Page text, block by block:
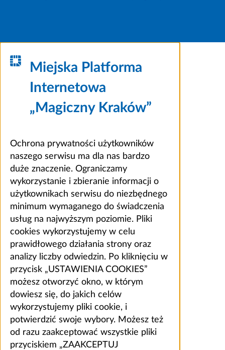
Miejska Platforma
Internetowa
„Magiczny Kraków”
Ochrona prywatności użytkowników
naszego serwisu ma dla nas bardzo
duże znaczenie. Ograniczamy
wykorzystanie i zbieranie informacji o
użytkownikach serwisu do niezbędnego
minimum wymaganego do świadczenia
usług na najwyższym poziomie. Pliki
cookies wykorzystujemy w celu
prawidłowego działania strony oraz
analizy liczby odwiedzin. Po kliknięciu w
przycisk „USTAWIENIA COOKIES”
możesz otworzyć okno, w którym
dowiesz się, do jakich celów
wykorzystujemy pliki cookie, i
potwierdzić swoje wybory. Możesz też
od razu zaakceptować wszystkie pliki
przyciskiem „ZAAKCEPTUJ